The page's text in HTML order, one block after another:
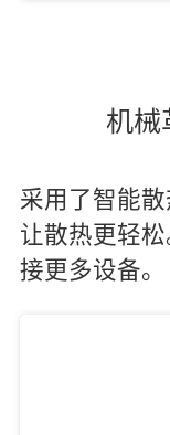
机械
采用了智能散
让散热更轻
接更多设备。